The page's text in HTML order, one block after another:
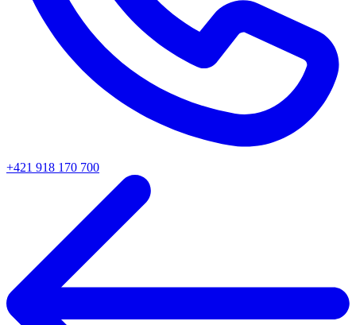
+421 918 170 700